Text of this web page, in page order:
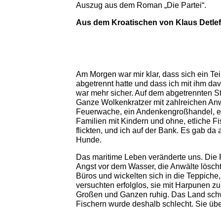
Auszug aus dem Roman „Die Partei“.
Aus dem Kroatischen von Klaus
Am Morgen war mir klar, dass sich ein
abgetrennt hatte und dass ich mit ihm
war mehr sicher. Auf dem abgetrennten
Ganze Wolkenkratzer mit zahlreichen
Feuerwache, ein Andenkengroßhandel,
Familien mit Kindern und ohne, etliche
flickten, und ich auf der Bank. Es gab da
Hunde.
Das maritime Leben veränderte uns.
Angst vor dem Wasser, die Anwälte
Büros und wickelten sich in die
versuchten erfolglos, sie mit Harpunen
Großen und Ganzen ruhig. Das Land
Fischern wurde deshalb schlecht. Sie